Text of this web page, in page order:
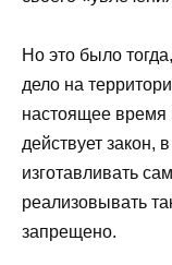
Но это было
дело на
настоящее время
действует закон,
изготавливать
реализовывать
запрещено.